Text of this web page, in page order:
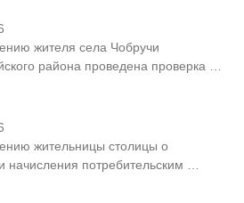
жителя села Чобручи
района проведена проверка
жительницы столицы о
начисления потребительским …